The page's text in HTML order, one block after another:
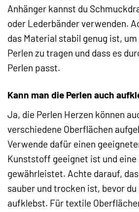
Anhänger kannst du
oder Lederbänder verwenden.
das Material stabil genug ist,
Perlen zu tragen und dass es
Perlen passt.
Kann man die Perlen auch
Ja, die Perlen Herzen können
verschiedene Oberflächen
Verwende dafür einen
Kunststoff geeignet ist und
gewährleistet. Achte darauf,
sauber und trocken ist, bevor du
aufklebst. Für textile